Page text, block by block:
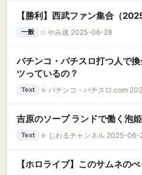
【勝利】西武ファン集合（
一般 ☆ やみ速 2025-06-28
パチンコ・パチスロ打つ人で
ツっているの？
Text ★ パチンコ・パチスロ.com
吉原のソープ ランドで働く泡
Text ★ じわるチャンネル 2025-06-
【ホロライブ】このサムネの